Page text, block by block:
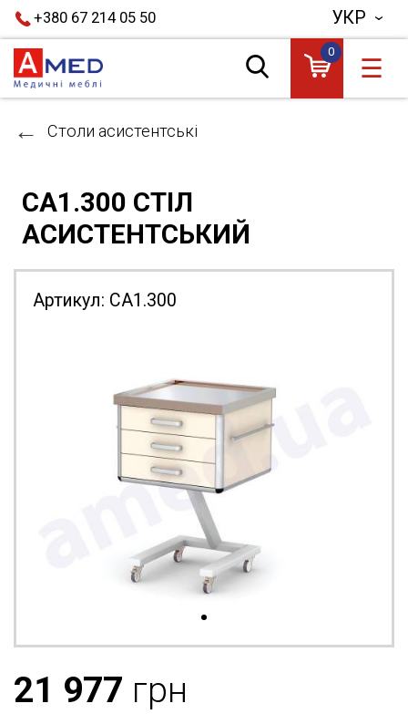
+380 67 214 05 50 УКР
0
☰
Столи асистентські
СА1.300 СТІЛ
АСИСТЕНТСЬКИЙ
Артикул: СА1.300
21 977 грн